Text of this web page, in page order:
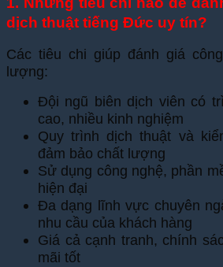
dịch thuật tiếng Đức uy tín?
Các tiêu chi giúp đánh giá
lượng:
Đội ngũ biên dịch viên có
cao, nhiều kinh nghiệm
Quy trình dịch thuật và
đảm bảo chất lượng
Sử dụng công nghệ, phần
hiện đại
Đa dạng lĩnh vực chuyên
nhu cầu của khách hàng
Giá cả cạnh tranh, chính
mãi tốt